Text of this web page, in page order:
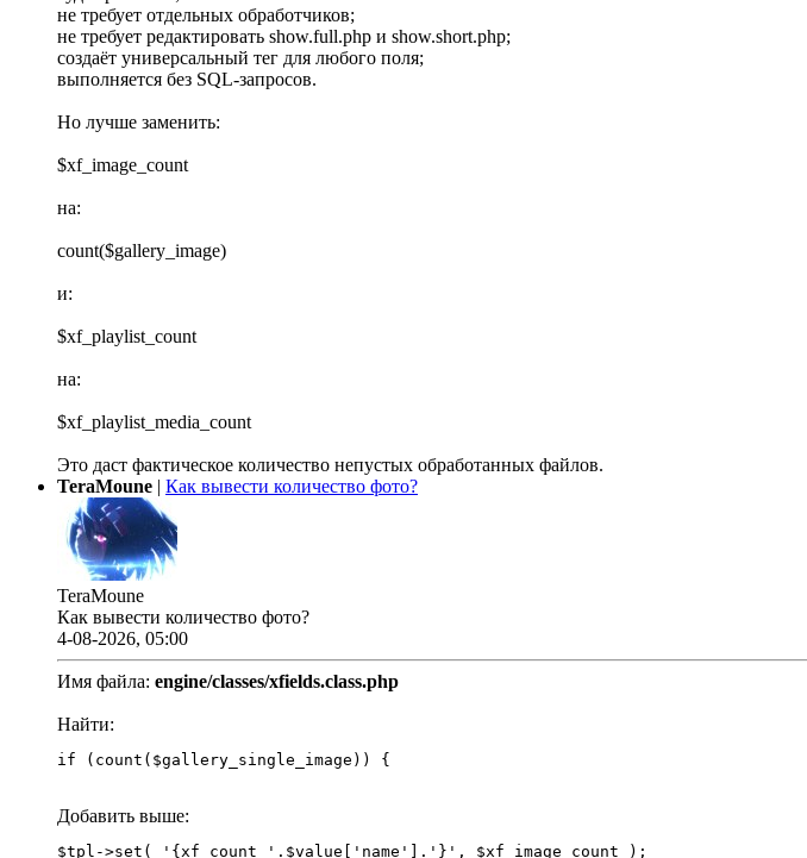
не требует отдельных обработчиков;
не требует редактировать show.full.php и show.short.php;
создаёт универсальный тег для любого поля;
выполняется без SQL-запросов.
Но лучше заменить:
$xf_image_count
на:
count($gallery_image)
и:
$xf_playlist_count
на:
$xf_playlist_media_count
Это даст фактическое количество непустых обработанных файлов.
TeraMoune | Как вывести количество фото?
TeraMoune
Как вывести количество фото?
4-08-2026, 05:00
Имя файла: engine/classes/xfields.class.php
Найти:
if (count($gallery_single_image)) {
Добавить выше: